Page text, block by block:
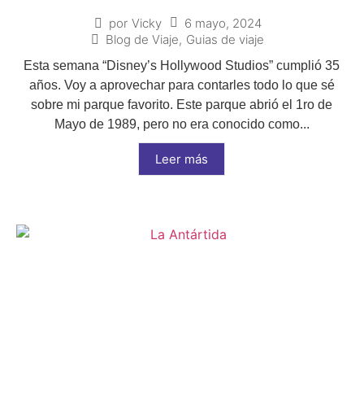
por Vicky
6 mayo, 2024
Blog de Viaje, Guias de viaje
Esta semana “Disney’s Hollywood Studios” cumplió 35
años. Voy a aprovechar para contarles todo lo que sé
sobre mi parque favorito. Este parque abrió el 1ro de
Mayo de 1989, pero no era conocido como...
Leer más